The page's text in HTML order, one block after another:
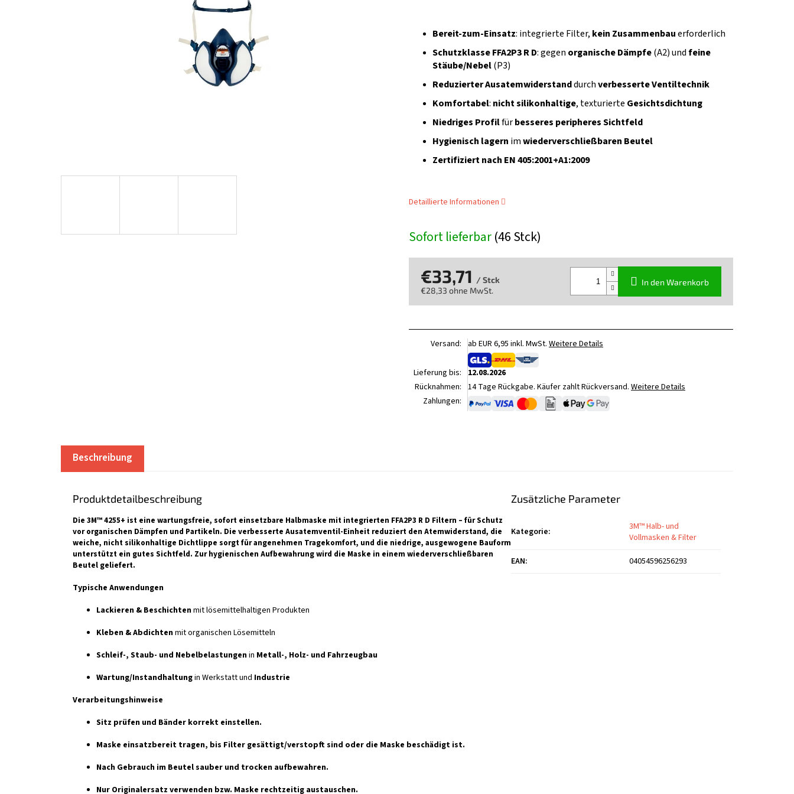
Sofort lieferbar(46 Stck)
Bereit-zum-Einsatz: integrierte Filter, kein Zusammenbauerforderlich
Schutzklasse FFA2P3 R D: gegen organische Dämpfe(A2) undfeine
Stäube/Nebel(P3)
Reduzierter Ausatemwiderstanddurchverbesserte Ventiltechnik
Komfortabel: nicht silikonhaltige, texturierte Gesichtsdichtung
Niedriges Profilfürbesseres peripheres Sichtfeld
Hygienisch lagern imwiederverschließbaren Beutel
Zertifiziert nach EN 405:2001+A1:2009
Detaillierte Informationen
€33,71 / Stck
€28,33 ohne MwSt.
In den Warenkorb
Versand: ab EUR 6,95 inkl. MwSt. Weitere Details
Lieferung bis:
12.08.2026
Rücknahmen: 14 Tage Rückgabe. Käufer zahlt Rückversand. Weitere Details
Zahlungen:
Beschreibung
Produktdetailbeschreibung
Die 3M™ 4255+ ist eine wartungsfreie, sofort einsetzbare Halbmaske mit integrierten FFA2P3 R D Filtern – für Schutz
vor organischen Dämpfen und Partikeln. Die verbesserte Ausatemventil-Einheit reduziert den Atemwiderstand, die
weiche, nicht silikonhaltige Dichtlippe sorgt für angenehmen Tragekomfort, und die niedrige, ausgewogene Bauform
unterstützt ein gutes Sichtfeld. Zur hygienischen Aufbewahrung wird die Maske in einem wiederverschließbaren
Beutel geliefert.
Typische Anwendungen
Lackieren & Beschichtenmit lösemittelhaltigen Produkten
Kleben & Abdichtenmit organischen Lösemitteln
Schleif-, Staub- und Nebelbelastungenin Metall-, Holz- und Fahrzeugbau
Wartung/Instandhaltungin Werkstatt und Industrie
Verarbeitungshinweise
Sitz prüfen und Bänder korrekt einstellen.
Maske einsatzbereit tragen, bis Filter gesättigt/verstopft sind oder die Maske beschädigt ist.
Nach Gebrauch im Beutel sauber und trocken aufbewahren.
Nur Originalersatz verwenden bzw. Maske rechtzeitig austauschen.
Zusätzliche Parameter
Kategorie:
3M™ Halb- und
Vollmasken & Filter
EAN: 04054596256293